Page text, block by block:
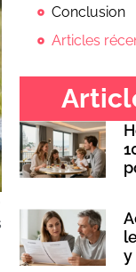
Conclusion
Articles
y